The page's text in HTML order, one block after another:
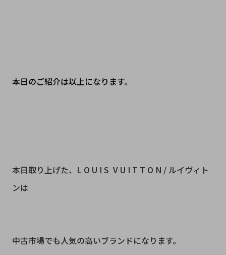
本日のご紹介は以上になります。
本日取り上げた、L O U I S V U I T T O N / ルイヴィト
ンは
中古市場でも人気の高いブランドになります。